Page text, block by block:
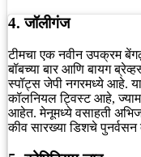
4. जॉलीगंज
टीमचा एक नवीन उपक्रम
बॉबच्या बार आणि बायग
स्पॉट्स जेपी नगरमध्ये आहे. या
कॉलनियल ट्विस्ट आहे,
आहेत. मेनूमध्ये वसाहती
कीव सारख्या डिशचे